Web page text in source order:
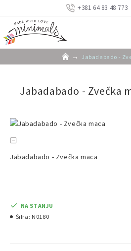
+381 64 83 48 773
Jabadabado -
Jabadabado - Zvečka
Jabadabado - Zvečka maca
NA STANJU
Šifra: N0180